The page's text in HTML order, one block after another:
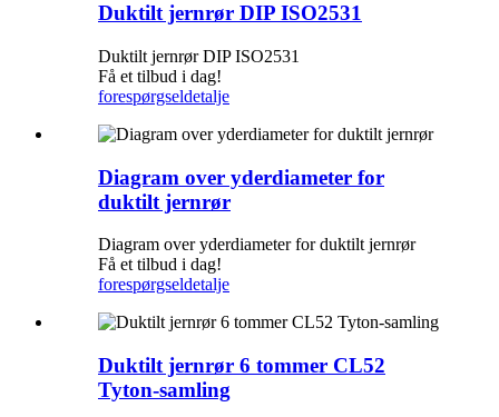
Duktilt jernrør DIP ISO2531
Duktilt jernrør DIP ISO2531
Få et tilbud i dag!
forespørgseldetalje
Diagram over yderdiameter for
duktilt jernrør
Diagram over yderdiameter for duktilt jernrør
Få et tilbud i dag!
forespørgseldetalje
Duktilt jernrør 6 tommer CL52
Tyton-samling